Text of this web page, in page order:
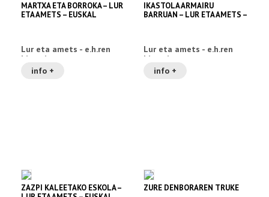
MARTXA ETA BORROKA – LUR
ETA AMETS – EUSKAL
Lur eta amets - e.h.ren
historia
info +
IKASTOLA ARMAIRU
BARRUAN – LUR ETA AMETS –
Lur eta amets - e.h.ren
historia
info +
ZAZPI KALEETAKO ESKOLA –
ZURE DENBORAREN TRUKE